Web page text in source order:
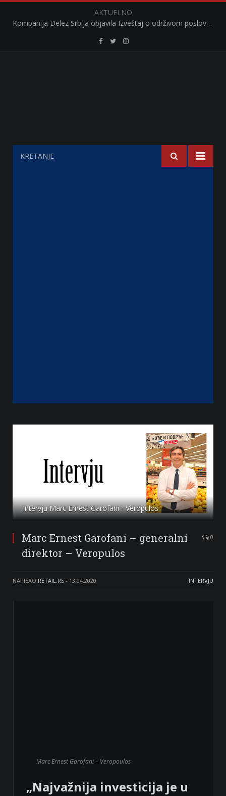
AKTUELNO
Kompanija Delez Srbija objavila Izveštaj o održivom poslovanju za 2025. godinu Briga o zajednici kroz program „Hrana za sve“ i edukaciju učenika
RetailRetailRetail
KRETANJE
Intervju Marc Ernest Garofani - Veropulos
Marc Ernest Garofani – generalni
direktor – Veropulos
0
NAPISAO RETAIL.RS - 13.04.2020 INTERVJU
Marc Ernest Garofani – Veropoulos
„Najvažnija investicija je u